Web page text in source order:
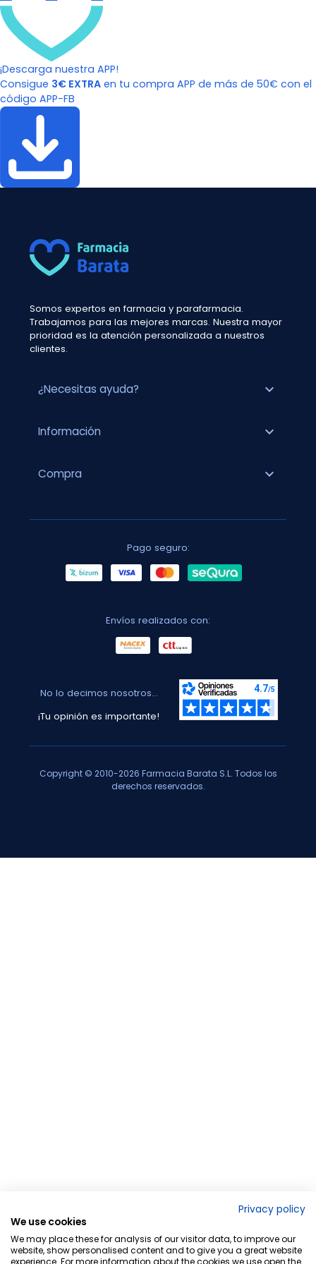
¡Descarga nuestra APP!
Consigue 3€ EXTRA en tu compra APP de más de 50€ con el
código APP-FB
Somos expertos en farmacia y parafarmacia.
Trabajamos para las mejores marcas. Nuestra mayor
prioridad es la atención personalizada a nuestros
clientes.
¿Necesitas ayuda? expand_more
Información expand_more
Compra expand_more
Pago seguro:
Envíos realizados con:
No lo decimos nosotros...
¡Tu opinión es importante!
Copyright © 2010-2026 Farmacia Barata S.L. Todos los
derechos reservados.
Privacy policy
We use cookies
We may place these for analysis of our visitor data, to improve our
website, show personalised content and to give you a great website
experience. For more information about the cookies we use open the